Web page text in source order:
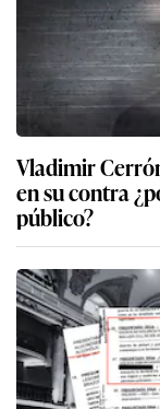
Vladimir
en su contra
público?